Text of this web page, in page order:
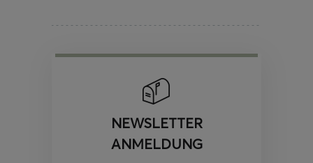
NEWSLETTER
ANMELDUNG